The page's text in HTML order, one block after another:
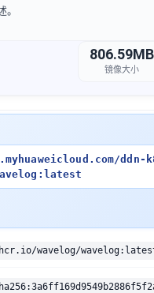
。
806.59MB
镜像大小
ddn-
wavelog/